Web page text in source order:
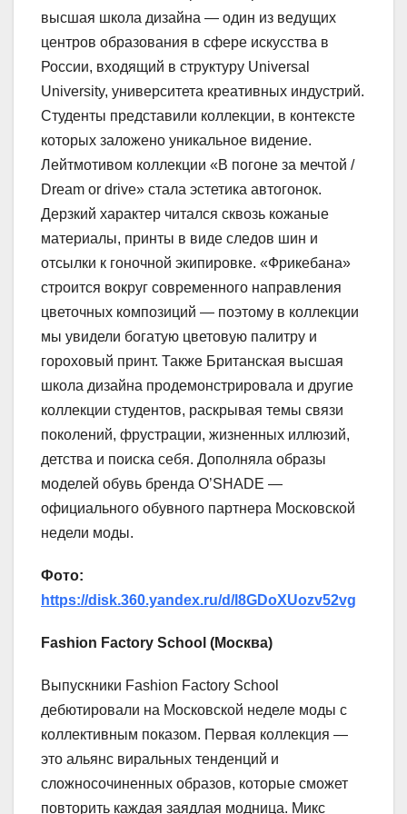
высшая школа дизайна — один из ведущих
центров образования в сфере искусства в
России, входящий в структуру Universal
University, университета креативных индустрий.
Студенты представили коллекции, в контексте
которых заложено уникальное видение.
Лейтмотивом коллекции «В погоне за мечтой /
Dream or drive» стала эстетика автогонок.
Дерзкий характер читался сквозь кожаные
материалы, принты в виде следов шин и
отсылки к гоночной экипировке. «Фрикебана»
строится вокруг современного направления
цветочных композиций — поэтому в коллекции
мы увидели богатую цветовую палитру и
гороховый принт. Также Британская высшая
школа дизайна продемонстрировала и другие
коллекции студентов, раскрывая темы связи
поколений, фрустрации, жизненных иллюзий,
детства и поиска себя. Дополняла образы
моделей обувь бренда O’SHADE —
официального обувного партнера Московской
недели моды.
Фото:
https://disk.360.yandex.ru/d/l8GDoXUozv52vg
Fashion Factory School (Москва)
Выпускники Fashion Factory School
дебютировали на Московской неделе моды с
коллективным показом. Первая коллекция —
это альянс виральных тенденций и
сложносочиненных образов, которые сможет
повторить каждая заядлая модница. Микс